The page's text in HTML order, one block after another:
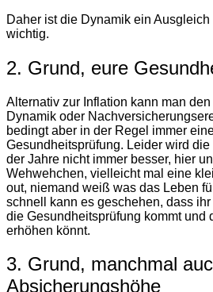
Daher ist die Dynamik ein
wichtig.
2. Grund, eure
Alternativ zur Inflation kann man
Dynamik oder
bedingt aber in der Regel immer
Gesundheitsprüfung. Leider wird
der Jahre nicht immer besser, hier
Wehwehchen, vielleicht mal eine
out, niemand weiß was das Leben
schnell kann es geschehen, dass
die Gesundheitsprüfung kommt und
erhöhen könnt.
3. Grund, manchmal
Absicherungshöhe